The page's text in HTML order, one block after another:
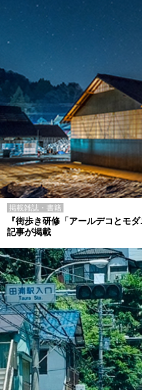
掲載雑誌・書籍
『街歩き研修「アールデコとモ
記事が掲載